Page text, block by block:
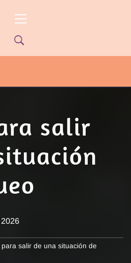
principal
PYPNEWS –
salir
para salir de una situación de